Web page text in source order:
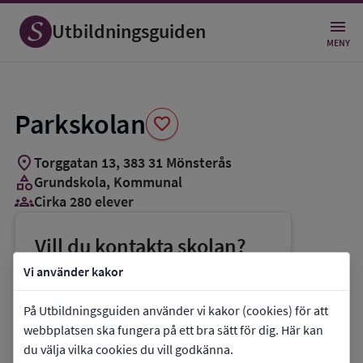
Vi använder kakor
På Utbildningsguiden använder vi kakor (cookies) för att
webbplatsen ska fungera på ett bra sätt för dig. Här kan
du välja vilka cookies du vill godkänna.
Utbildningsguiden MENY
Parkskolan favorite
Spara
som
favorit
location_onTorggatan 13, 383 31 Mönsterås
categoryGrundskola, Kommunal
groups_3Cirka 280 elever
Vill du kontakta skolan?
phoneTelefon:010-3537862
E-post: sara.brogard@monsteras.se
link Webbplats:Parkskolan